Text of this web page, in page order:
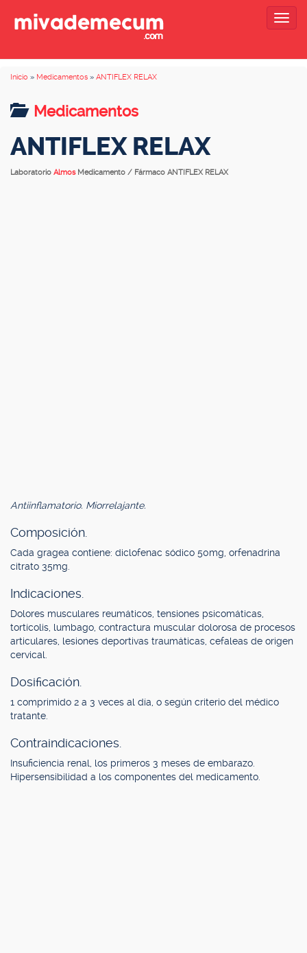
Inicio » Medicamentos » ANTIFLEX RELAX
Medicamentos
ANTIFLEX RELAX
Laboratorio Almos Medicamento / Fármaco ANTIFLEX RELAX
Antiinflamatorio. Miorrelajante.
Composición.
Cada gragea contiene: diclofenac sódico 50mg, orfenadrina
citrato 35mg.
Indicaciones.
Dolores musculares reumáticos, tensiones psicomáticas,
tortícolis, lumbago, contractura muscular dolorosa de procesos
articulares, lesiones deportivas traumáticas, cefaleas de origen
cervical.
Dosificación.
1 comprimido 2 a 3 veces al día, o según criterio del médico
tratante.
Contraindicaciones.
Insuficiencia renal, los primeros 3 meses de embarazo.
Hipersensibilidad a los componentes del medicamento.